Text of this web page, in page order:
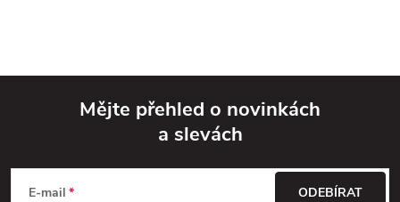
Mějte přehled o novinkách
a slevách
E-mail ODEBÍRAT